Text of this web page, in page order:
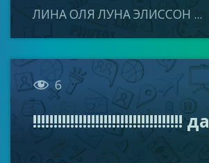
ЛИНА ОЛЯ ЛУНА ЭЛИССОН ...
 6
!!!!!!!!!!!!!!!!!!!!!!!!!!!!!!!!!!!! да